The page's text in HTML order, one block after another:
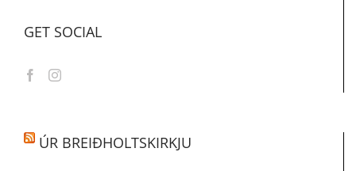
GET SOCIAL
ÚR BREIÐHOLTSKIRKJU